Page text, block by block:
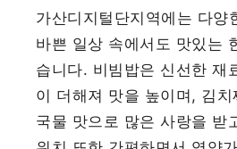
가산디지털단지역에는 다양
바쁜 일상 속에서도 맛있는
습니다. 비빔밥은 신선한 재
이 더해져 맛을 높이며, 김
국물 맛으로 많은 사랑을 받